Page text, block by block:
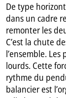
De type
dans un cadre
remonter les
C’est la chute
l’ensemble.
lourds. Cette
rythme du
balancier est